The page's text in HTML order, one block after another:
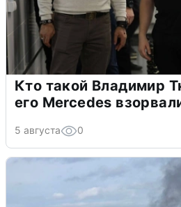
Кто такой Владимир
его Mercedes
5 августа 0